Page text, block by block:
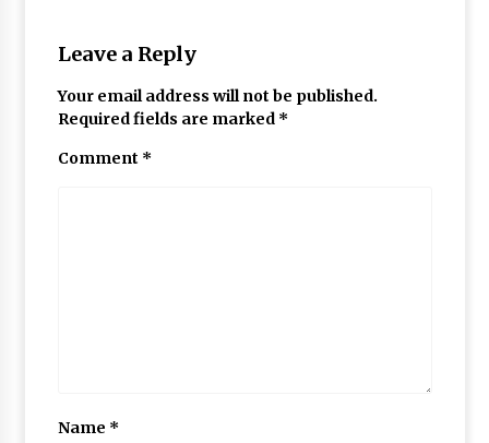
Leave a Reply
Your email address will not be published.
Required fields are marked *
Comment *
Name *